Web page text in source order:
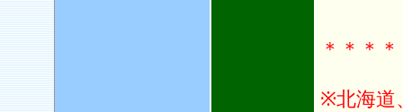
＊＊＊
※北海道